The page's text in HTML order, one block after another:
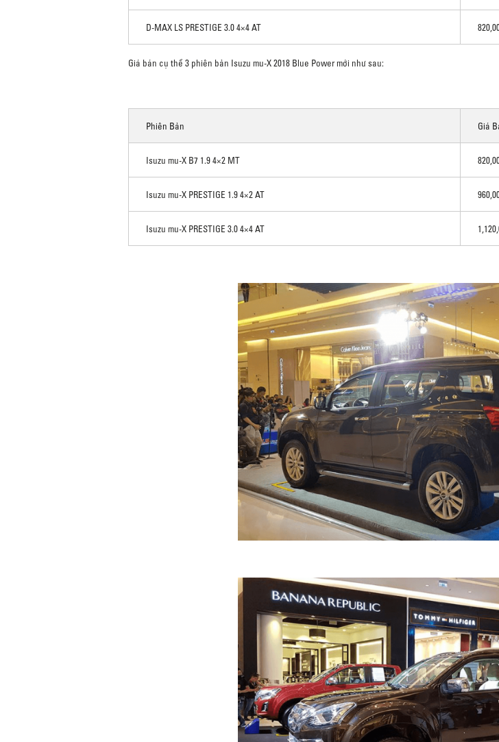
D-MAX LS PRESTIGE 3.0 4×4 AT
Giá bán cụ thể 3 phiên bản Isuzu mu-X 2018 Blue Power mới như sau:
Phiên Bản Giá
Isuzu mu-X B7 1.9 4×2 MT
Isuzu mu-X PRESTIGE 1.9 4×2 AT
Isuzu mu-X PRESTIGE 3.0 4×4 AT